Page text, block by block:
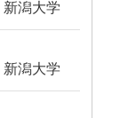
新潟大学
新潟大学